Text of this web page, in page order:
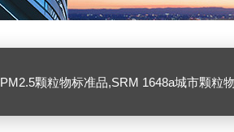
PM2.5颗粒物标准品,SRM 1648a城市颗粒物,SRM 1649B